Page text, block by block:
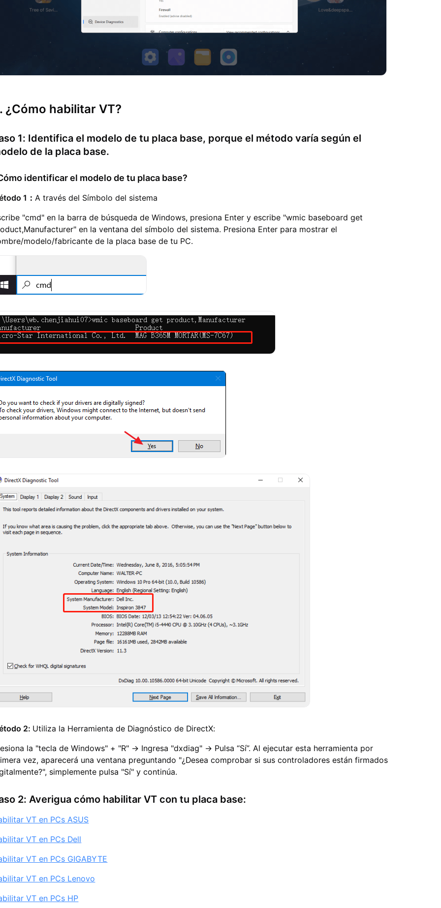
¿Cómo habilitar VT?
1: Identifica el modelo de tu placa base, porque el método varía según el
de la placa base.
identificar el modelo de tu placa base?
1： A través del Símbolo del sistema
"cmd" en la barra de búsqueda de Windows, presiona Enter y escribe "wmic baseboard get
en la ventana del símbolo del sistema. Presiona Enter para mostrar el
modelo/fabricante de la placa base de tu PC.
2: Utiliza la Herramienta de Diagnóstico de DirectX:
la "tecla de Windows" + "R" → Ingresa "dxdiag" → Pulsa “Sí”. Al ejecutar esta herramienta por
vez, aparecerá una ventana preguntando "¿Desea comprobar si sus controladores están firmados
simplemente pulsa "Sí" y continúa.
2: Averigua cómo habilitar VT con tu placa base:
VT en PCs ASUS
VT en PCs Dell
VT en PCs GIGABYTE
VT en PCs Lenovo
VT en PCs HP